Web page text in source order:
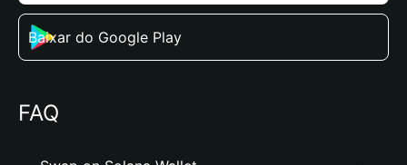
Baixar do Google Play
FAQ